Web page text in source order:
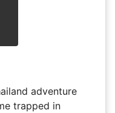
adventure
trapped in